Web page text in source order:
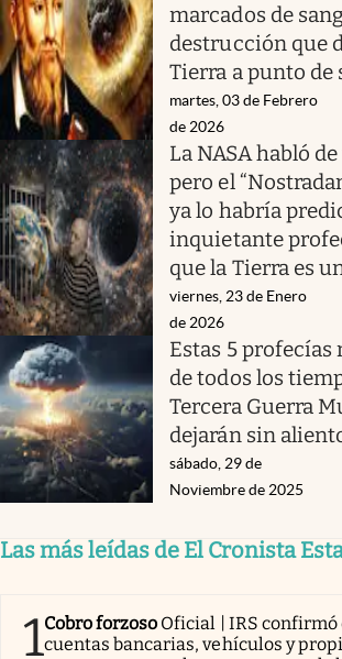
marcados de
destrucción que
Tierra a punto
martes, 03 de Febrero
de 2026
La NASA habló
pero el
ya lo habría
inquietante
que la Tierra es
viernes, 23 de Enero
de 2026
Estas 5 profecías
de todos los
Tercera Guerra
dejarán sin
sábado, 29 de
Noviembre de 2025
Las más leídas de El Cronista
1Cobro forzoso Oficial | IRS confirmó
cuentas bancarias, vehículos y